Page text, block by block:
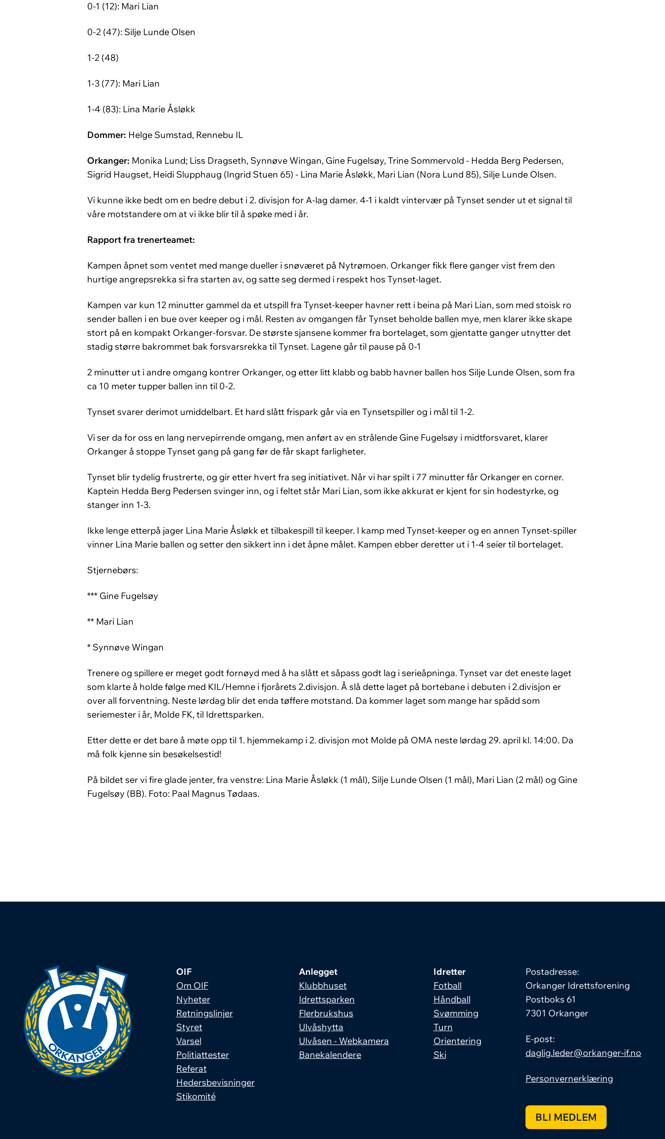
0-1 (12): Mari Lian
0-2 (47): Silje Lunde Olsen
1-2 (48)
1-3 (77): Mari Lian
1-4 (83): Lina Marie Åsløkk
Dommer: Helge Sumstad, Rennebu IL
Orkanger: Monika Lund; Liss Dragseth, Synnøve Wingan, Gine Fugelsøy, Trine Sommervold - Hedda Berg Pedersen,
Sigrid Haugset, Heidi Slupphaug (Ingrid Stuen 65) - Lina Marie Åsløkk, Mari Lian (Nora Lund 85), Silje Lunde Olsen.
Vi kunne ikke bedt om en bedre debut i 2. divisjon for A-lag damer. 4-1 i kaldt vintervær på Tynset sender ut et signal til
våre motstandere om at vi ikke blir til å spøke med i år.
Rapport fra trenerteamet:
Kampen åpnet som ventet med mange dueller i snøværet på Nytrømoen. Orkanger fikk flere ganger vist frem den
hurtige angrepsrekka si fra starten av, og satte seg dermed i respekt hos Tynset-laget.
Kampen var kun 12 minutter gammel da et utspill fra Tynset-keeper havner rett i beina på Mari Lian, som med stoisk ro
sender ballen i en bue over keeper og i mål. Resten av omgangen får Tynset beholde ballen mye, men klarer ikke skape
stort på en kompakt Orkanger-forsvar. De største sjansene kommer fra bortelaget, som gjentatte ganger utnytter det
stadig større bakrommet bak forsvarsrekka til Tynset. Lagene går til pause på 0-1
2 minutter ut i andre omgang kontrer Orkanger, og etter litt klabb og babb havner ballen hos Silje Lunde Olsen, som fra
ca 10 meter tupper ballen inn til 0-2.
Tynset svarer derimot umiddelbart. Et hard slått frispark går via en Tynsetspiller og i mål til 1-2.
Vi ser da for oss en lang nervepirrende omgang, men anført av en strålende Gine Fugelsøy i midtforsvaret, klarer
Orkanger å stoppe Tynset gang på gang før de får skapt farligheter.
Tynset blir tydelig frustrerte, og gir etter hvert fra seg initiativet. Når vi har spilt i 77 minutter får Orkanger en corner.
Kaptein Hedda Berg Pedersen svinger inn, og i feltet står Mari Lian, som ikke akkurat er kjent for sin hodestyrke, og
stanger inn 1-3.
Ikke lenge etterpå jager Lina Marie Åsløkk et tilbakespill til keeper. I kamp med Tynset-keeper og en annen Tynset-spiller
vinner Lina Marie ballen og setter den sikkert inn i det åpne målet. Kampen ebber deretter ut i 1-4 seier til bortelaget.
Stjernebørs:
*** Gine Fugelsøy
** Mari Lian
* Synnøve Wingan
Trenere og spillere er meget godt fornøyd med å ha slått et såpass godt lag i serieåpninga. Tynset var det eneste laget
som klarte å holde følge med KIL/Hemne i fjorårets 2.divisjon. Å slå dette laget på bortebane i debuten i 2.divisjon er
over all forventning. Neste lørdag blir det enda tøffere motstand. Da kommer laget som mange har spådd som
seriemester i år, Molde FK, til Idrettsparken.
Etter dette er det bare å møte opp til 1. hjemmekamp i 2. divisjon mot Molde på OMA neste lørdag 29. april kl. 14:00. Da
må folk kjenne sin besøkelsestid!
På bildet ser vi fire glade jenter, fra venstre: Lina Marie Åsløkk (1 mål), Silje Lunde Olsen (1 mål), Mari Lian (2 mål) og Gine
Fugelsøy (BB). Foto: Paal Magnus Tødaas.
OIF
Om OIF
Nyheter
Retningslinjer
Styret
Varsel
Politiattester
Referat
Hedersbevisninger
Stikomité
Anlegget
Klubbhuset
Idrettsparken
Flerbrukshus
Ulvåshytta
Ulvåsen - Webkamera
Banekalendere
Idretter
Fotball
Håndball
Svømming
Turn
Orientering
Ski
Postadresse:
Orkanger Idrettsforening
Postboks 61
7301 Orkanger
E-post:
daglig.leder@orkanger-if.no
Personvernerklæring
BLI MEDLEM